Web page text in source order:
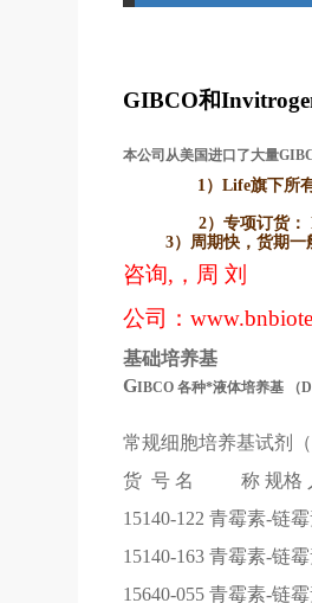
GIBCO和
本公司从美国进口了大量
1）Life旗下所
2） 专项订货：
3） 周期快，货期一
咨询,，周 刘
公司：
基础培养基
GIBCO 各种*液体培养基 （
常规细胞培养基试剂
货 号 名 称 规格
15140-122 青霉素-链霉
15140-163 青霉素-链霉
15640-055 青霉素-链